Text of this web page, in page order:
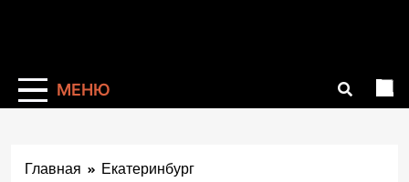
МЕНЮ
Главная Екатеринбург